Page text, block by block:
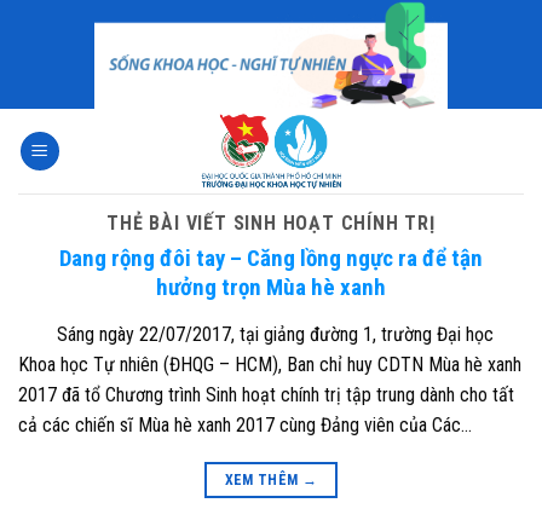
THẺ BÀI VIẾT SINH HOẠT CHÍNH TRỊ
Dang rộng đôi tay – Căng lồng ngực ra để tận
hưởng trọn Mùa hè xanh
Sáng ngày 22/07/2017, tại giảng đường 1, trường Đại học
Khoa học Tự nhiên (ĐHQG – HCM), Ban chỉ huy CDTN Mùa hè xanh
2017 đã tổ Chương trình Sinh hoạt chính trị tập trung dành cho tất
cả các chiến sĩ Mùa hè xanh 2017 cùng Đảng viên của Các…
XEM THÊM →